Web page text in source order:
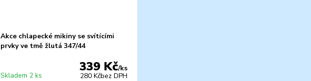
Akce chlapecké mikiny se svítícími
prvky ve tmě žlutá 347/44
339 Kč/ks
280 Kčbez DPH
Skladem 2 ks